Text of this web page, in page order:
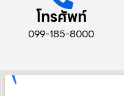
โทรศัพท์
099-185-8000